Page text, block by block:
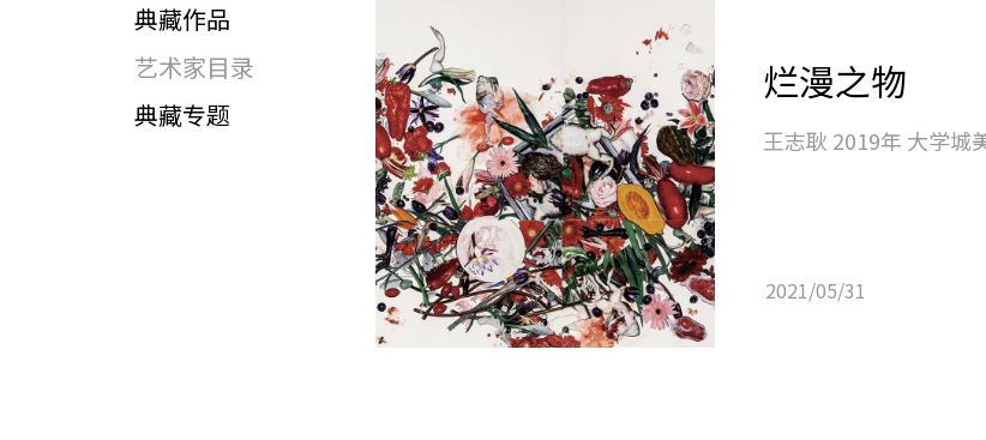
典藏作品
艺术家目录
典藏专题
烂漫之物
王志耿 2019年 大学城
2021/05/31